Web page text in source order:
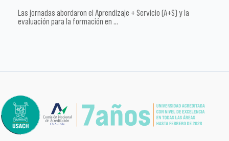
Las jornadas abordaron el Aprendizaje + Servicio (A+S) y la
evaluación para la formación en …